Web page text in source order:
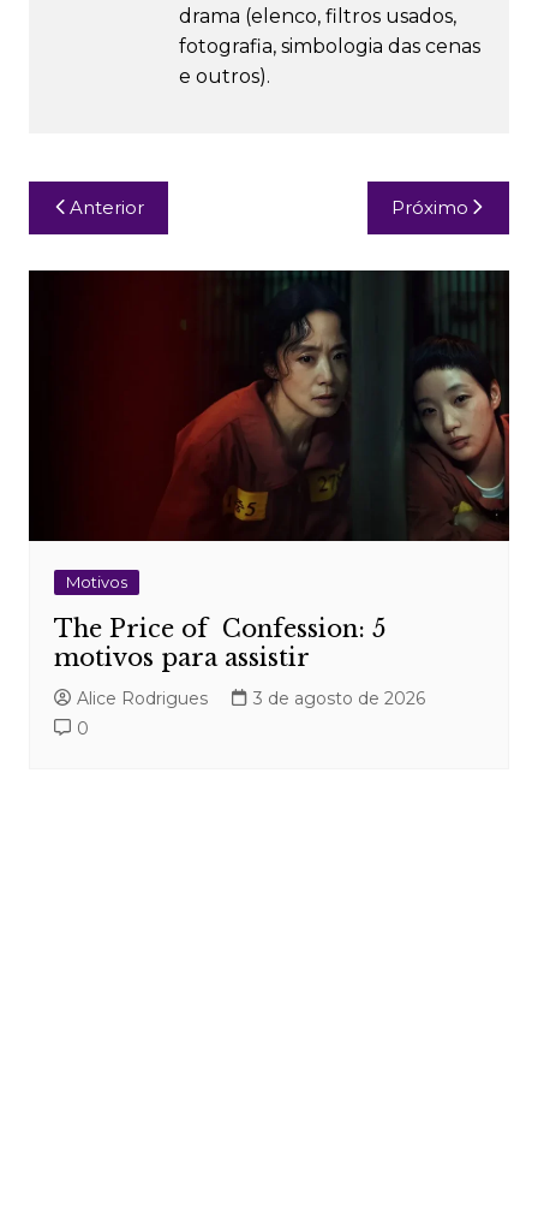
drama (elenco, filtros usados,
fotografia, simbologia das cenas
e outros).
Navegação
de
Post
Anterior Próximo
Motivos
The Price of Confession: 5
motivos para assistir
Alice Rodrigues
3 de agosto de 2026
0